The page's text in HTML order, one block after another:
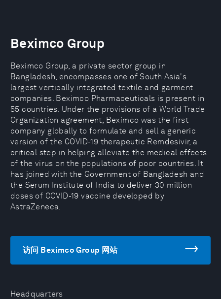
Headquarters
Beximco Group
Beximco Group, a private sector group in
Bangladesh, encompasses one of South Asia's
largest vertically integrated textile and garment
companies. Beximco Pharmaceuticals is present in
55 countries. Under the provisions of a World Trade
Organization agreement, Beximco was the first
company globally to formulate and sell a generic
version of the COVID-19 therapeutic Remdesivir, a
critical step in helping alleviate the medical effects
of the virus on the populations of poor countries. It
has joined with the Government of Bangladesh and
the Serum Institute of India to deliver 30 million
doses of COVID-19 vaccine developed by
AstraZeneca.
访问 Beximco Group 网站